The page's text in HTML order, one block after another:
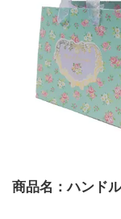
商品名：ハンド